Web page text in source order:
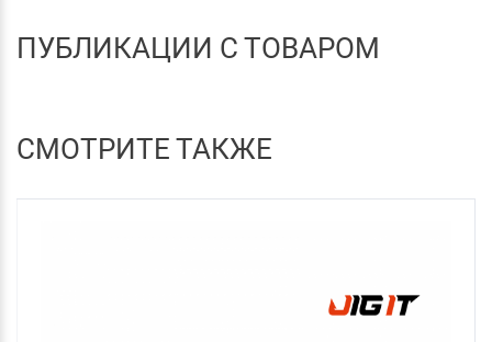
ПУБЛИКАЦИИ С ТОВАРОМ
СМОТРИТЕ ТАКЖЕ